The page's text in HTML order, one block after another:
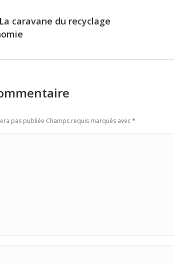
caravane du recyclage
pas publiée Champs requis marqués avec*